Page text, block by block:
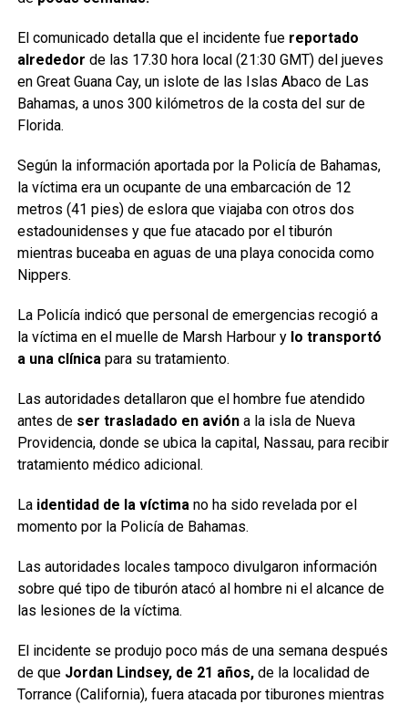
El comunicado detalla que el incidente fue reportado
alrededor de las 17.30 hora local (21:30 GMT) del jueves
en Great Guana Cay, un islote de las Islas Abaco de Las
Bahamas, a unos 300 kilómetros de la costa del sur de
Florida.
Según la información aportada por la Policía de Bahamas,
la víctima era un ocupante de una embarcación de 12
metros (41 pies) de eslora que viajaba con otros dos
estadounidenses y que fue atacado por el tiburón
mientras buceaba en aguas de una playa conocida como
Nippers.
La Policía indicó que personal de emergencias recogió a
la víctima en el muelle de Marsh Harbour y lo transportó
a una clínicapara su tratamiento.
Las autoridades detallaron que el hombre fue atendido
antes de ser trasladado en avión a la isla de Nueva
Providencia, donde se ubica la capital, Nassau, para recibir
tratamiento médico adicional.
La identidad de la víctimano ha sido revelada por el
momento por la Policía de Bahamas.
Las autoridades locales tampoco divulgaron información
sobre qué tipo de tiburón atacó al hombre ni el alcance de
las lesiones de la víctima.
El incidente se produjo poco más de una semana después
de que Jordan Lindsey, de 21 años,de la localidad de
Torrance (California), fuera atacada por tiburones mientras